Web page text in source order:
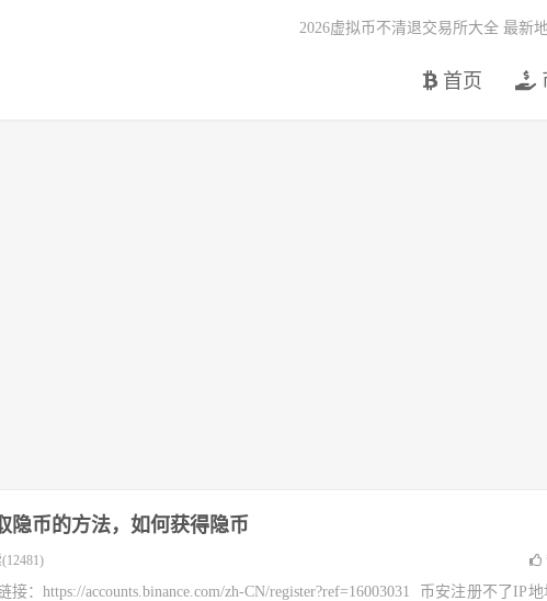
首页
2026虚拟币不清退交易所大全 最新
隐币的方法，如何获得隐币
：https://accounts.binance.com/zh-CN/register?ref=16003031 币安注册不了IP地